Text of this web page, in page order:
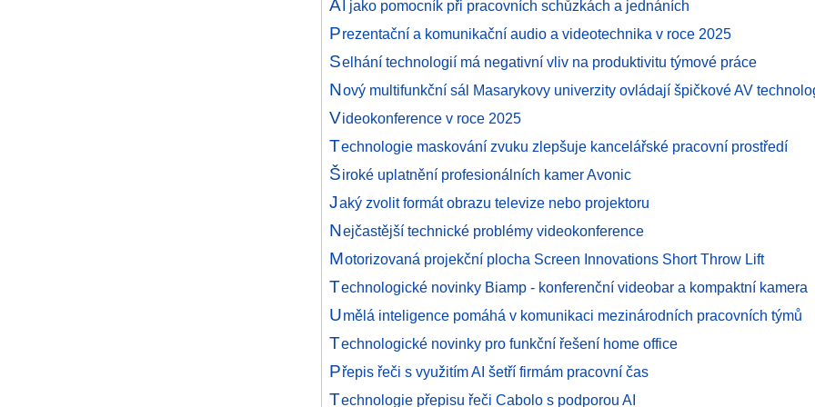
A I jako pomocník při pracovních schůzkách a jednáních
Prezentační a komunikační audio a videotechnika v roce 2025
Selhání technologií má negativní vliv na produktivitu týmové práce
Nový multifunkční sál Masarykovy univerzity ovládají špičkové AV
Videokonference v roce 2025
Technologie maskování zvuku zlepšuje kancelářské pracovní prostředí
Široké uplatnění profesionálních kamer Avonic
Jaký zvolit formát obrazu televize nebo projektoru
Nejčastější technické problémy videokonference
Motorizovaná projekční plocha Screen Innovations Short Throw Lift
Technologické novinky Biamp - konferenční videobar a kompaktní kamera
Umělá inteligence pomáhá v komunikaci mezinárodních pracovních týmů
Technologické novinky pro funkční řešení home office
Přepis řeči s využitím AI šetří firmám pracovní čas
Technologie přepisu řeči Cabolo s podporou AI